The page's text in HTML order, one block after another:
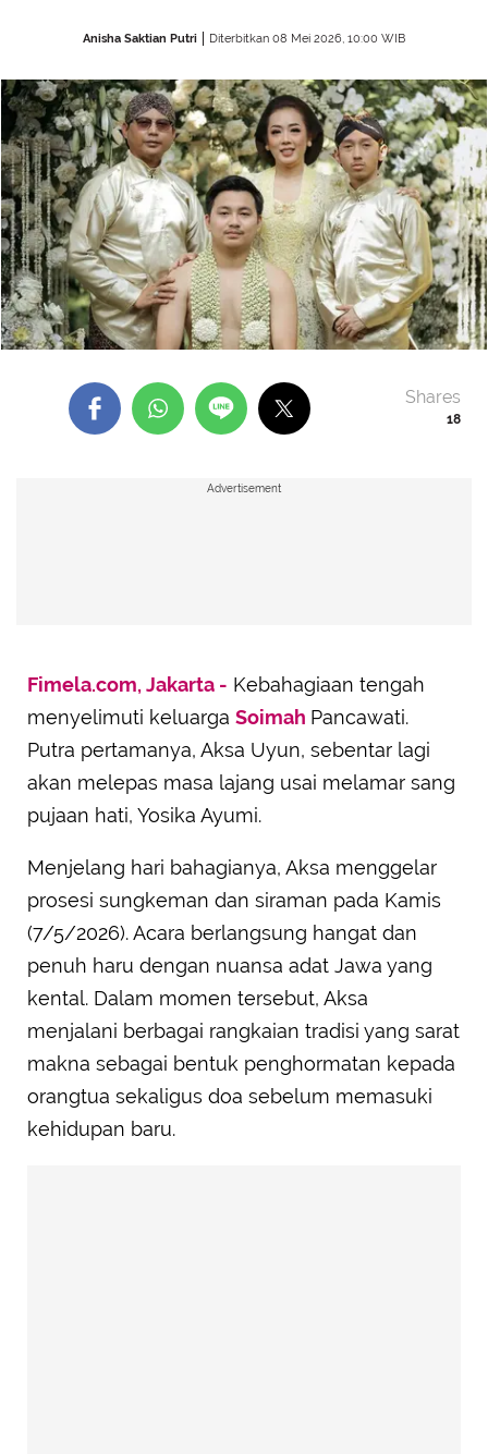
Anisha Saktian Putri Diterbitkan 08 Mei 2026, 10:00 WIB
18
Shares
Advertisement
Fimela.com, Jakarta - Kebahagiaan tengah
menyelimuti keluarga Soimah Pancawati.
Putra pertamanya, Aksa Uyun, sebentar lagi
akan melepas masa lajang usai melamar sang
pujaan hati, Yosika Ayumi.
Menjelang hari bahagianya, Aksa menggelar
prosesi sungkeman dan siraman pada Kamis
(7/5/2026). Acara berlangsung hangat dan
penuh haru dengan nuansa adat Jawa yang
kental. Dalam momen tersebut, Aksa
menjalani berbagai rangkaian tradisi yang sarat
makna sebagai bentuk penghormatan kepada
orangtua sekaligus doa sebelum memasuki
kehidupan baru.